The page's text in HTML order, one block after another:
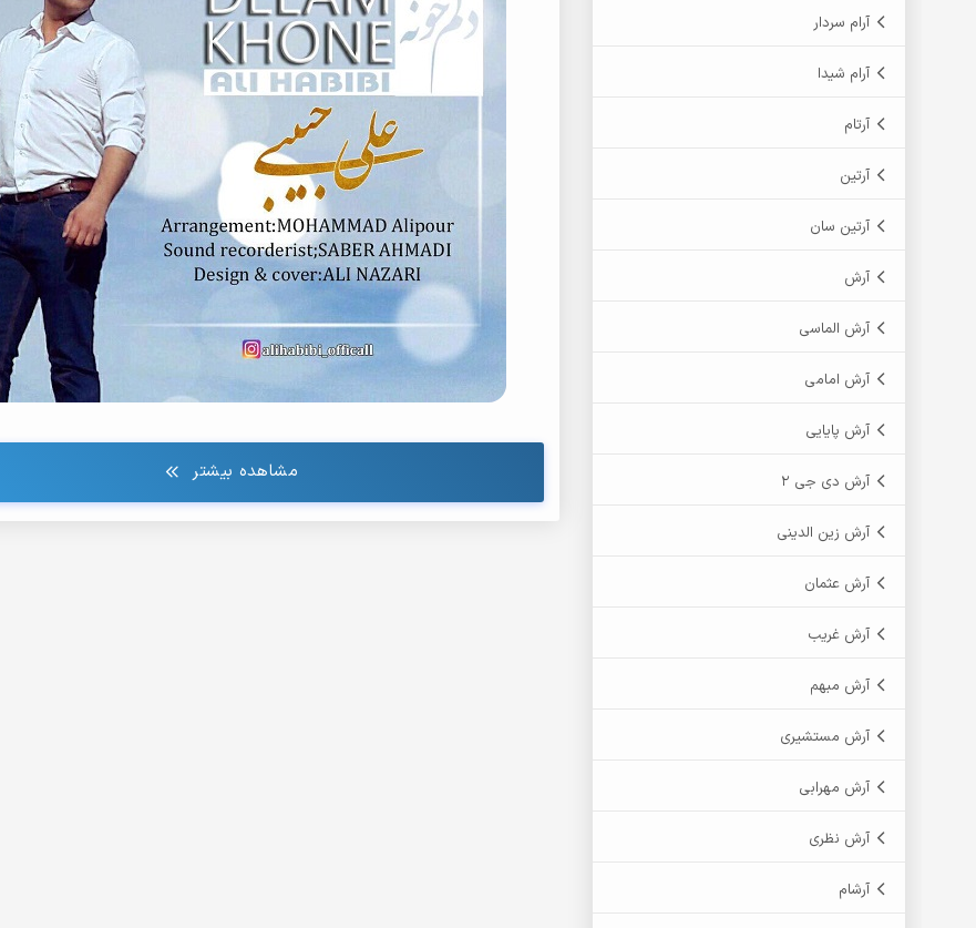
آرام سردار
آرام شیدا
آرتام
آرتین
آرتین سان
آرش
آرش الماسی
آرش امامی
آرش پایایی
آرش دی جی 2
آرش زین الدینی
آرش عثمان
آرش غریب
آرش مبهم
آرش مستشیری
آرش مهرابی
آرش نظری
آرشام
مشاهده بیشتر